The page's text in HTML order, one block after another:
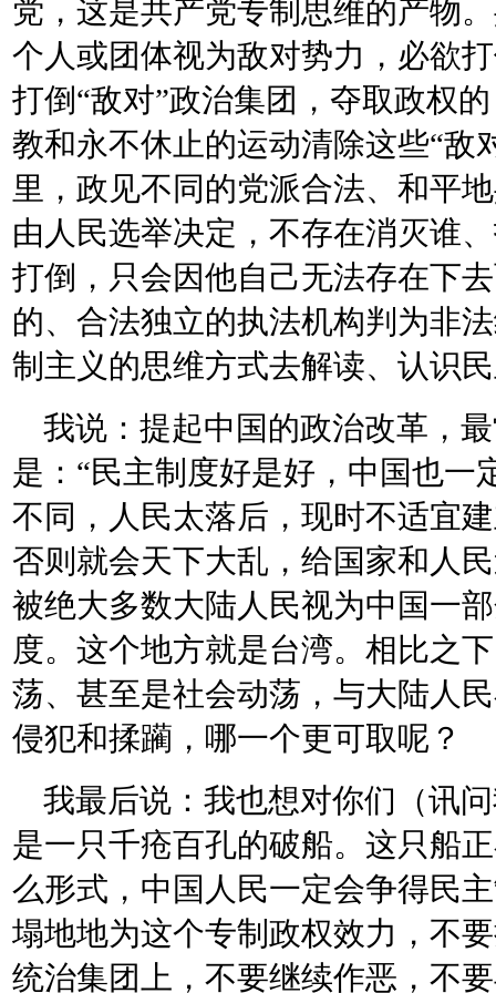
党，这是共产党专制思维的产物
个人或团体视为敌对势力，必欲
打倒“敌对”政治集团，夺取政权
教和永不休止的运动清除这些“敌
里，政见不同的党派合法、和平
由人民选举决定，不存在消灭谁
打倒，只会因他自己无法存在下
的、合法独立的执法机构判为非
制主义的思维方式去解读、认识
我说：提起中国的政治改革，
是：“民主制度好是好，中国也
不同，人民太落后，现时不适宜
否则就会天下大乱，给国家和人
被绝大多数大陆人民视为中国一
度。这个地方就是台湾。相比之
荡、甚至是社会动荡，与大陆人
侵犯和揉躏，哪一个更可取呢？
我最后说：我也想对你们（讯
是一只千疮百孔的破船。这只船
么形式，中国人民一定会争得民
塌地地为这个专制政权效力，不
统治集团上，不要继续作恶，不